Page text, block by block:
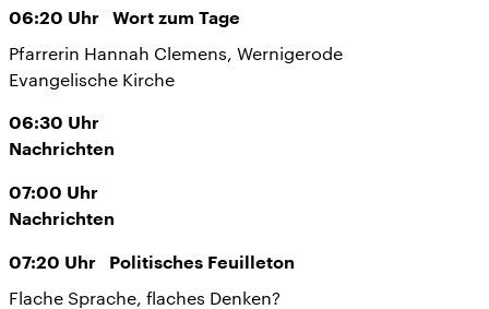
06:20 Uhr Wort zum Tage
Pfarrerin Hannah Clemens, Wernigerode
Evangelische Kirche
06:30 Uhr
Nachrichten
07:00 Uhr
Nachrichten
07:20 Uhr Politisches Feuilleton
Flache Sprache, flaches Denken?